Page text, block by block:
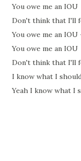
You owe me an IOU
Don't think that I'll
You owe me an
You owe me an IOU
Don't think that I'll
I know what I
Yeah I know what I